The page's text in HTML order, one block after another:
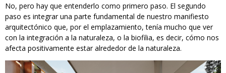
No, pero hay que entenderlo como primero paso. El segundo
paso es integrar una parte fundamental de nuestro manifiesto
arquitectónico que, por el emplazamiento, tenía mucho que ver
con la integración a la naturaleza, o la biofilia, es decir, cómo nos
afecta positivamente estar alrededor de la naturaleza.